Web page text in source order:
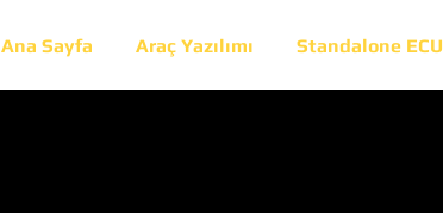
Ana Sayfa Araç Yazılımı Standalone ECU